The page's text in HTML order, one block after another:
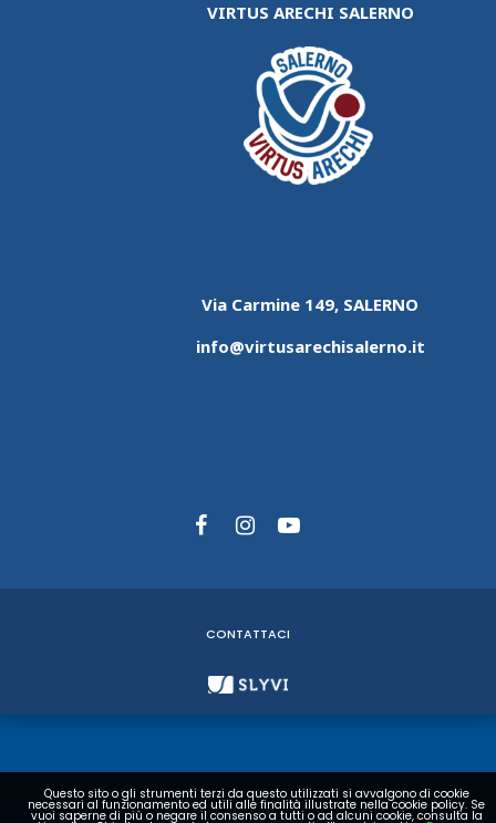
VIRTUS ARECHI SALERNO
Via Carmine 149, SALERNO
info@virtusarechisalerno.it
CONTATTACI
Questo sito o gli strumenti terzi da questo utilizzati si avvalgono di cookie
necessari al funzionamento ed utili alle finalità illustrate nella cookie policy. Se
vuoi saperne di più o negare il consenso a tutti o ad alcuni cookie, consulta la